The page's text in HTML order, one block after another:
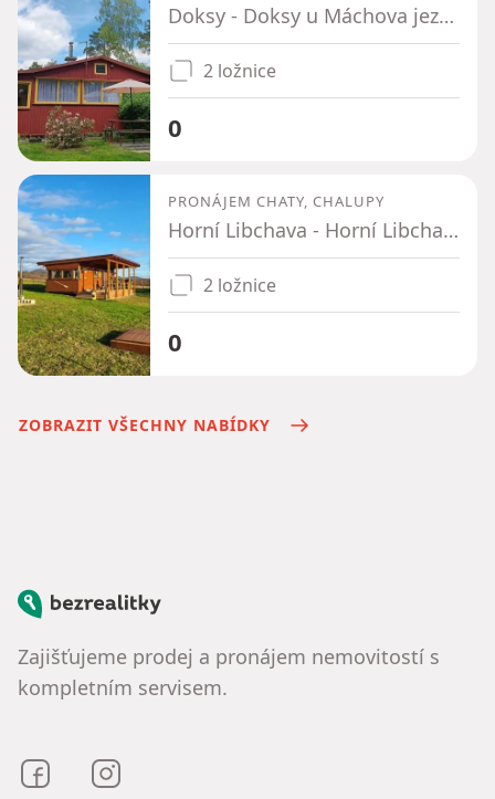
Doksy - Doksy u Máchova jezera, Liberecký kraj
2 ložnice
0
PRONÁJEM CHATY, CHALUPY
Horní Libchava - Horní Libchava, Liberecký kraj
2 ložnice
0
ZOBRAZIT VŠECHNY NABÍDKY
Bezrealitky
Zajišťujeme prodej a pronájem nemovitostí s
kompletním servisem.
Bezrealitky na Facebooku